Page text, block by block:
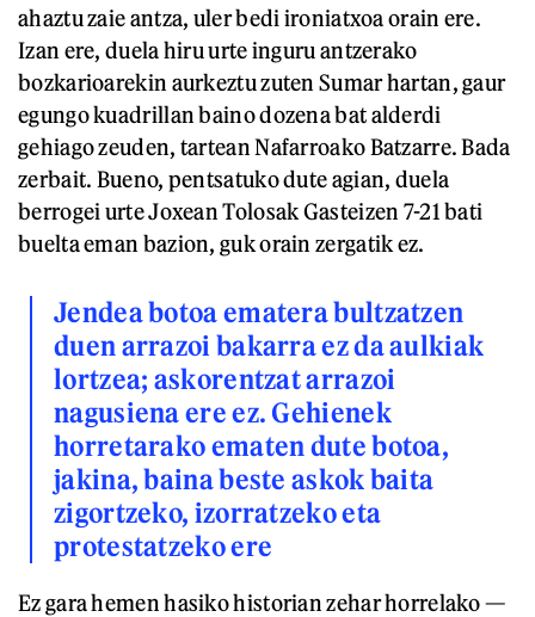
ahaztu zaie antza, uler bedi ironiatxoa orain ere.
Izan ere, duela hiru urte inguru antzerako
bozkarioarekin aurkeztu zuten Sumar hartan, gaur
egungo kuadrillan baino dozena bat alderdi
gehiago zeuden, tartean Nafarroako Batzarre. Bada
zerbait. Bueno, pentsatuko dute agian, duela
berrogei urte Joxean Tolosak Gasteizen 7-21 bati
buelta eman bazion, guk orain zergatik ez.
Jendea botoa ematera bultzatzen
duen arrazoi bakarra ez da aulkiak
lortzea; askorentzat arrazoi
nagusiena ere ez. Gehienek
horretarako ematen dute botoa,
jakina, baina beste askok baita
zigortzeko, izorratzeko eta
protestatzeko ere
Ez gara hemen hasiko historian zehar horrelako —